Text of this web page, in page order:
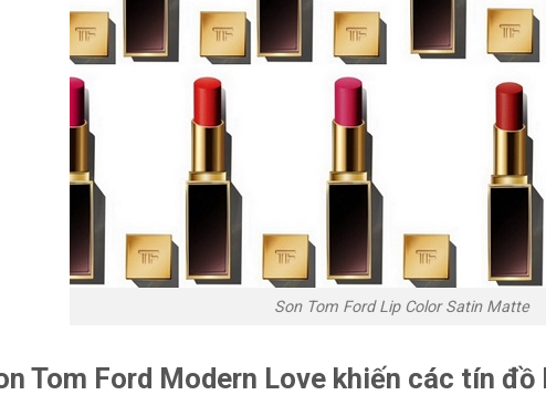
Son Tom Ford Lip Color Satin Matte
Tom Ford Modern Love khiến các tín đồ